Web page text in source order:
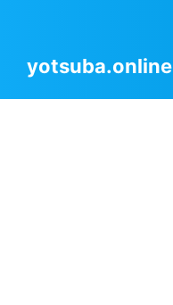
yotsuba.online